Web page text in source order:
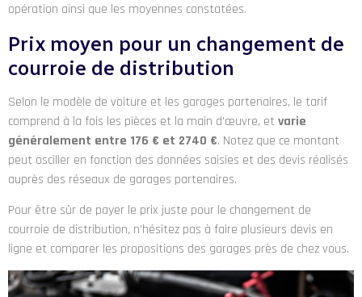
opération ainsi que les moyennes constatées.
Prix moyen pour un changement de
courroie de distribution
Selon le modèle de voiture et les garages partenaires, le tarif
comprend à la fois les pièces et la main d’œuvre, etvarie
généralement entre 176 € et 2740 €. Notez que ce montant
peut osciller en fonction des données saisies et des devis réalisés
auprès des réseaux de garages partenaires.
Pour être sûr de payer le prix juste pour le changement de
courroie de distribution, n’hésitez pas à faire plusieurs devis en
ligne et comparer les propositions des garages près de chez vous.